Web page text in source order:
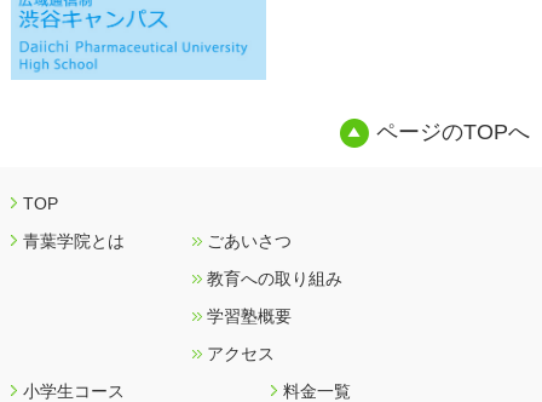
ページのTOPへ
TOP
青葉学院とは
ごあいさつ
教育への取り組み
学習塾概要
アクセス
小学生コース
料金一覧